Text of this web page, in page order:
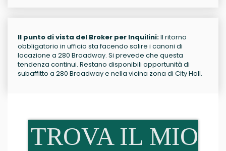
Il punto di vista del Broker per Inquilini:Il ritorno
obbligatorio in ufficio sta facendo salire i canoni di
locazione a 280 Broadway. Si prevede che questa
tendenza continui. Restano disponibili opportunità di
subaffitto a 280 Broadway e nella vicina zona di City Hall.
TROVA IL MIO